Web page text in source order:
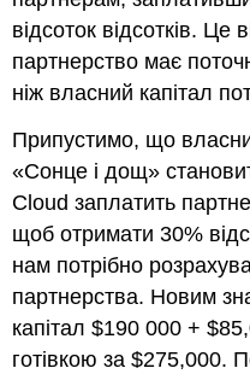
відсоток відсотків. Це
партнерство має
ніж власний капітал
Припустимо, що
«Сонце і дощ»
Cloud заплатить
щоб отримати 30%
нам потрібно
партнерства. Новим
капітал $190 000 +
готівкою за $275,000.